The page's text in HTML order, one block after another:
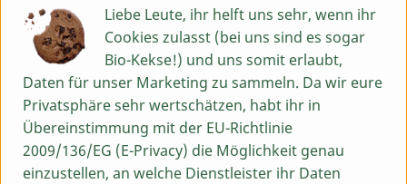
MHD 08.07.26, Roh und hefefrei
Produktinformationen
Zutaten
Liebe Leute, ihr helft uns sehr, wenn ihr
Cookies zulasst (bei uns sind es sogar
Bio-Kekse!) und uns somit erlaubt,
Daten für unser Marketing zu sammeln. Da wir eure
Privatsphäre sehr wertschätzen, habt ihr in
Übereinstimmung mit der EU-Richtlinie
2009/136/EG (E-Privacy) die Möglichkeit genau
einzustellen, an welche Dienstleister ihr Daten